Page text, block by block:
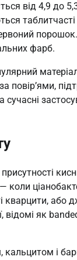
від 4,9 до
таблитчасті
фарб.
повір’ями,
сучасні
коли
або
як
кальцитом і